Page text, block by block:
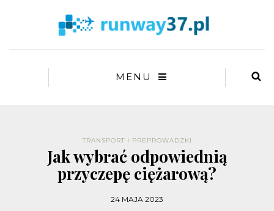
MENU
TRANSPORT I PREPROWADZKI
Jak wybrać odpowiednią
przyczepę ciężarową?
24 MAJA 2023